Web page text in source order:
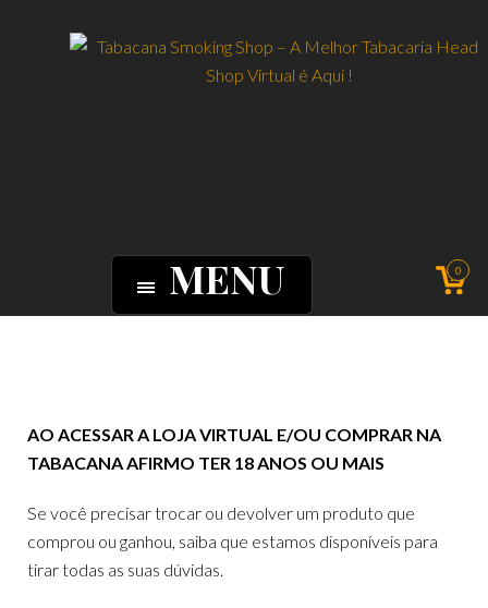
MENU 0
AO ACESSAR A LOJA VIRTUAL E/OU COMPRAR NA
TABACANA AFIRMO TER 18 ANOS OU MAIS
Se você precisar trocar ou devolver um produto que
comprou ou ganhou, saiba que estamos disponíveis para
tirar todas as suas dúvidas.